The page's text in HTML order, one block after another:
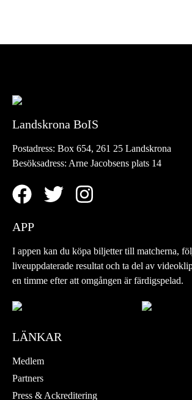
Landskrona BoIS
Postadress: Box 654, 261 25 Landskrona
Besöksadress: Arne Jacobsens plats 14
APP
I appen kan du köpa biljetter till matcherna,
liveuppdaterade resultat och ta del av
en timme efter att omgången är färdigspelad.
LÄNKAR
Medlem
Partners
Press & Ackreditering